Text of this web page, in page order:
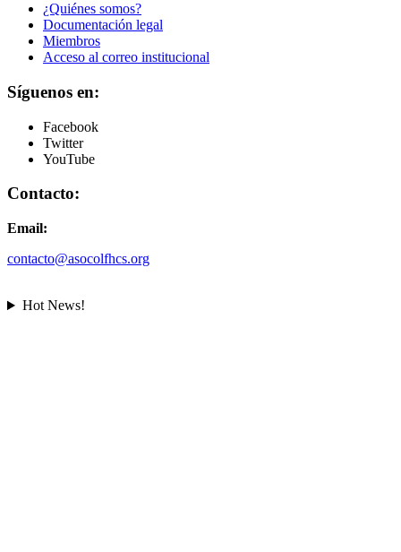
¿Quiénes somos?
Documentación legal
Miembros
Acceso al correo institucional
Síguenos en:
Facebook
Twitter
YouTube
Contacto:
Email:
contacto@asocolfhcs.org
Hot News!